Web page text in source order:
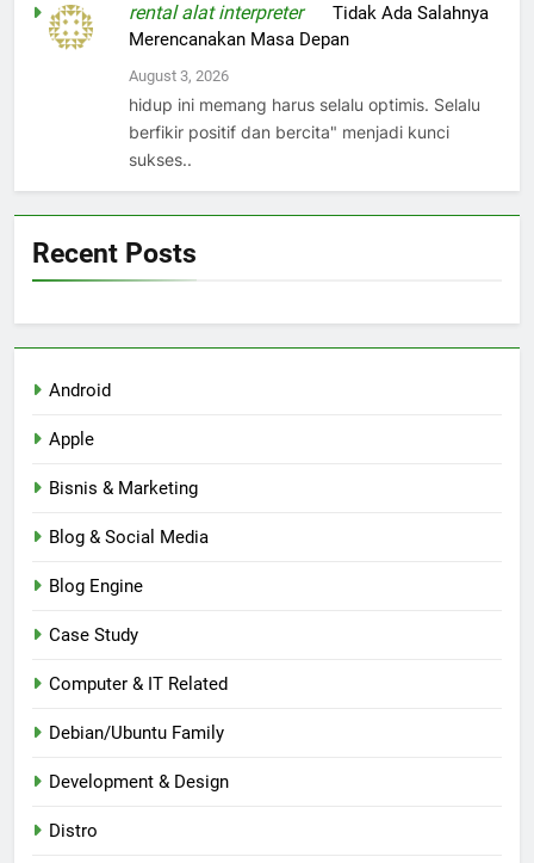
rental alat interpreteronTidak Ada Salahnya
Merencanakan Masa Depan
August 3, 2026
hidup ini memang harus selalu optimis. Selalu
berfikir positif dan bercita" menjadi kunci
sukses..
Recent Posts
Android
Apple
Bisnis & Marketing
Blog & Social Media
Blog Engine
Case Study
Computer & IT Related
Debian/Ubuntu Family
Development & Design
Distro